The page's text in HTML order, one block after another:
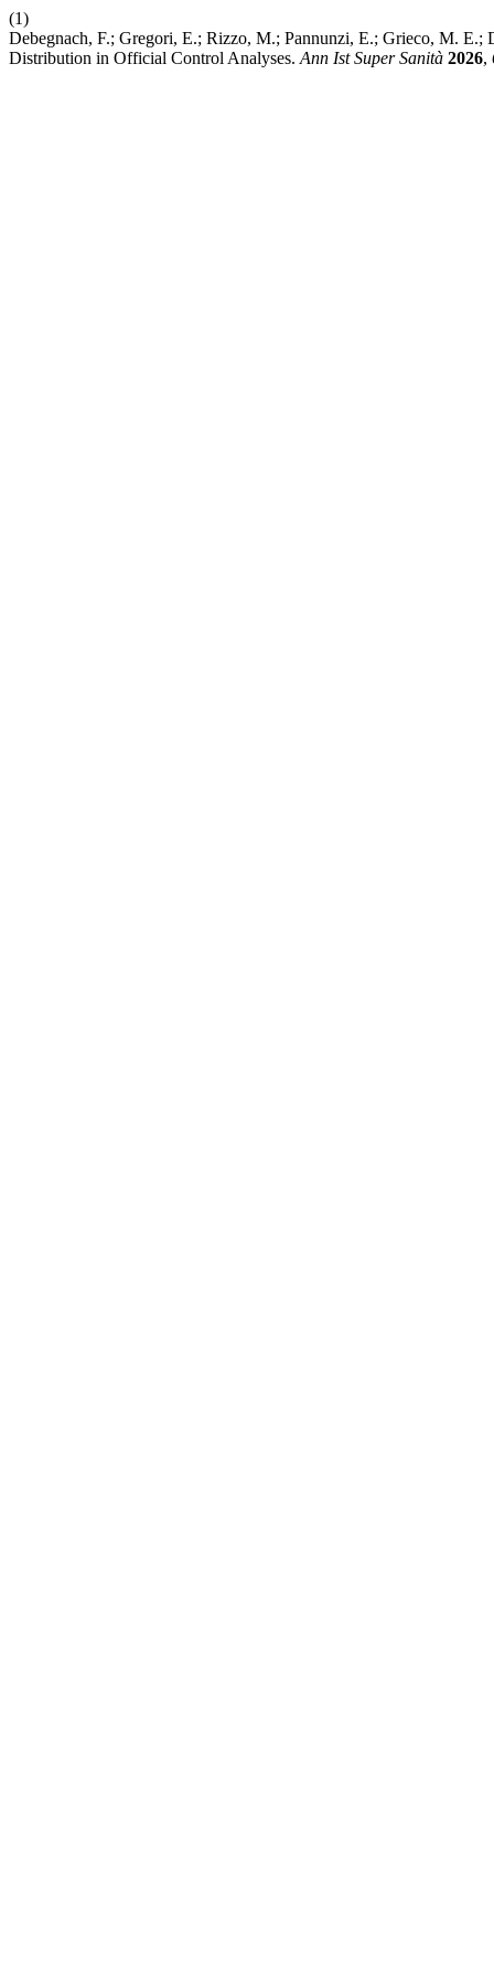
(1)
Debegnach, F.; Gregori, E.; Rizzo, M.; Pannunzi, E.; Grieco, M.
Distribution in Official Control Analyses. Ann Ist Super Sanità 2026,